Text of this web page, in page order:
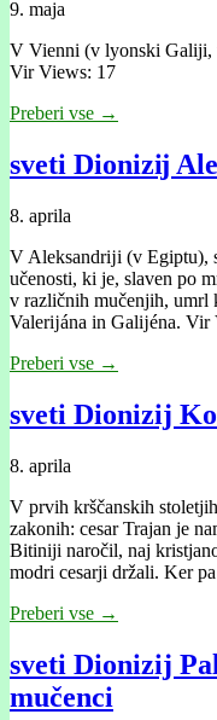
9. maja
V Vienni (v lyonski Galiji,
Vir Views: 17
Preberi vse →
sveti Dionizĳ
8. aprila
V Aleksandrĳi (v Egiptu),
učenosti, ki je, slaven po
v različnih mučenjih, umrl
Valerĳána in Galĳéna. Vir
Preberi vse →
sveti Dionizij
8. aprila
V prvih krščanskih
zakonih: cesar Trajan je
Bitiniji naročil, naj
modri cesarji držali. Ker
Preberi vse →
sveti Dionizij
mučenci